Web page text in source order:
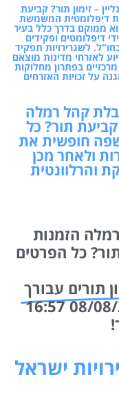
– זימון תור? קביעת
דיפלומטית המשמשת
ממוקם בדרך כלל בעיר
דיפלומטים ופקידים
לשגרירויות תפקיד
לאזרחי מדינות מוצאם
בפתרון מחלוקות
על זכויות האזרחים
קהל רמלה
קביעת תור? כל
חופשית את
ולאחר מכן
והרלוונטית
הזמנות
תור? כל הפרטים
תורים עבורך
המידע נכון לתאריך: 08/08/2026 16:57
ישראל